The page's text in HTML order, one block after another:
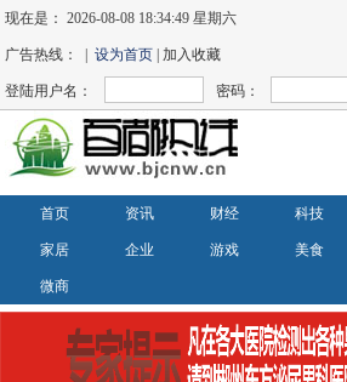
现在是：2026-08-08 18:34:49 星期六
广告热线： |设为首页 | 加入收藏
登陆用户名： 密码：
首页 资讯 财经 科技
家居 企业 游戏 美食
微商